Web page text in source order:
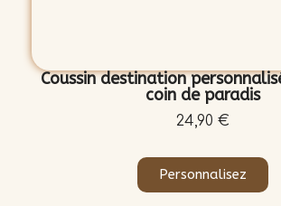
Coussin destination
coin de paradis
24,90 €
Personnalisez